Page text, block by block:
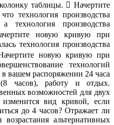
таблицы.  Начертите
технология производства
технология производства
новую кривую при
технология производства
новую кривую при
технологий
вашем распоряжении 24 часа
часов), работу и отдых.
возможностей для двух
вид кривой, если
до 4 часов? Отражает ли
возрастания альтернативных